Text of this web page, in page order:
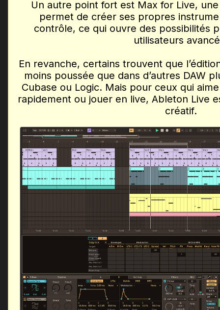
Un autre point fort est Max for Live,
permet de créer ses propres
contrôle, ce qui ouvre des possibilités
utilisateurs
En revanche, certains trouvent que
moins poussée que dans d’autres DAW
Cubase ou Logic. Mais pour ceux qui
rapidement ou jouer en live, Ableton Live
créatif.